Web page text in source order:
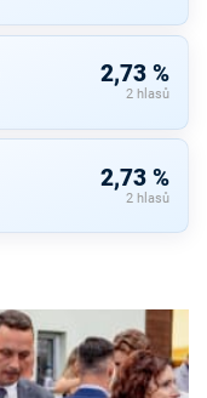
2,73 %
2 hlasů
2,73 %
2 hlasů